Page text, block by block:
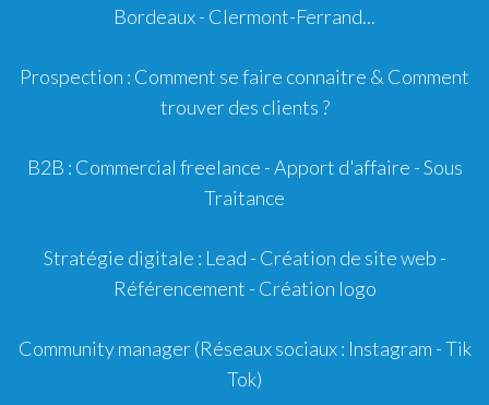
Bordeaux- Clermont-Ferrand...
Prospection : Comment se faire connaitre & Comment
trouver des clients ?
B2B : Commercial freelance -Apport d'affaire - Sous
Traitance
Stratégie digitale : Lead - Création de site web -
Référencement - Création logo
Community manager(Réseaux sociaux : Instagram - Tik
Tok)